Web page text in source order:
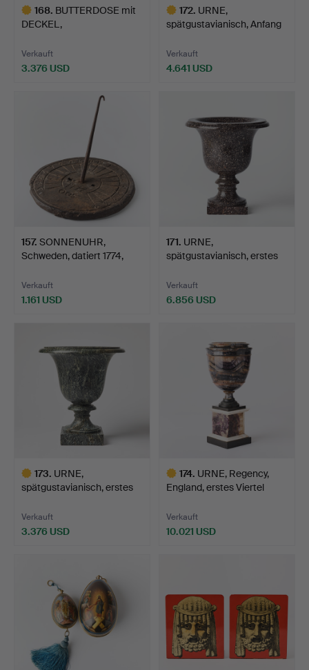
168. BUTTERDOSE mit
DECKEL,
Verkauft
3.376 USD
172. URNE,
spätgustavianisch, Anfang
Verkauft
4.641 USD
157. SONNENUHR,
Schweden, datiert 1774,
Verkauft
1.161 USD
171. URNE,
spätgustavianisch, erstes
Verkauft
6.856 USD
173. URNE,
spätgustavianisch, erstes
Verkauft
3.376 USD
174. URNE, Regency,
England, erstes Viertel
Verkauft
10.021 USD